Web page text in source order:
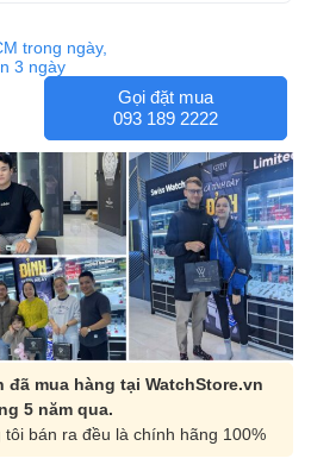
trong ngày,
3 ngày
Gọi đặt mua
093 189 2222
đã mua hàng tại WatchStore.vn
5 năm qua.
bán ra đều là chính hãng 100%